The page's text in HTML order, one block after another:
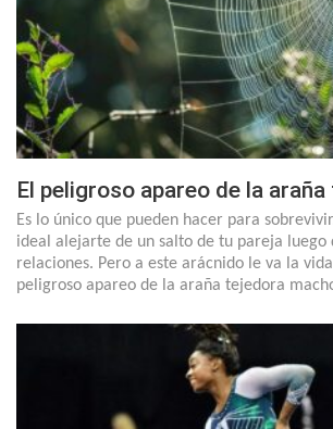
El peligroso apareo de la
Es lo único que pueden hacer para
ideal alejarte de un salto de tu pareja luego
relaciones. Pero a este arácnido le va la
peligroso apareo de la araña tejedora